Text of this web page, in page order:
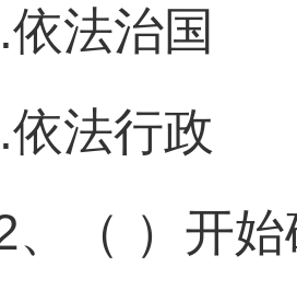
依法治国
依法行政
、（ ）开